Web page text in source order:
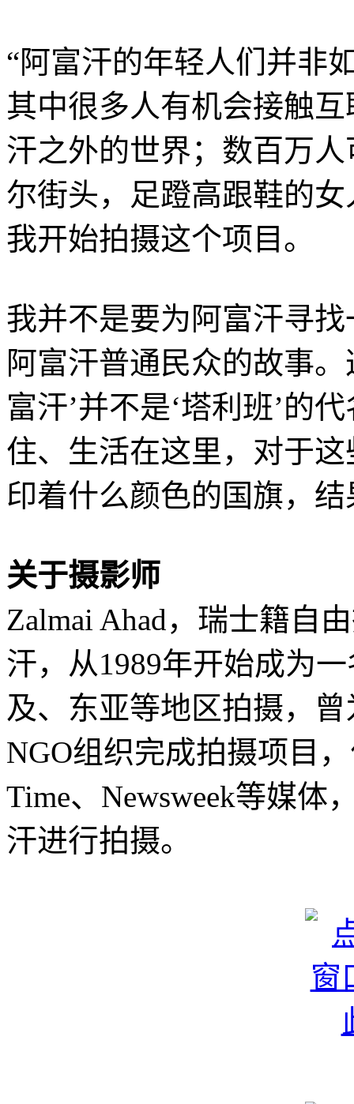
“阿富汗的年轻人们并非
其中很多人有机会接触
汗之外的世界；数百万
尔街头，足蹬高跟鞋的
我开始拍摄这个项目。
我并不是要为阿富汗寻
阿富汗普通民众的故事
富汗’并不是‘塔利班’的
住、生活在这里，对于
印着什么颜色的国旗，
关于摄影师
Zalmai Ahad，瑞士籍自
汗，从1989年开始成为
及、东亚等地区拍摄，
NGO组织完成拍摄项目
Time、Newsweek等媒体
汗进行拍摄。